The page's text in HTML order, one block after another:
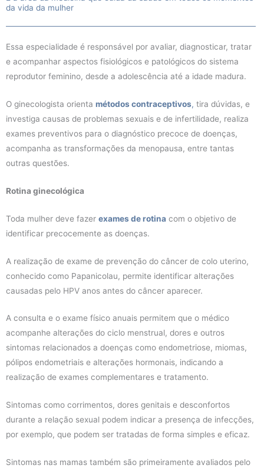
da vida da mulher
Essa especialidade é responsável por avaliar, diagnosticar, tratar
e acompanhar aspectos fisiológicos e patológicos do sistema
reprodutor feminino, desde a adolescência até a idade madura.
O ginecologista orienta métodos contraceptivos, tira dúvidas, e
investiga causas de problemas sexuais e de infertilidade, realiza
exames preventivos para o diagnóstico precoce de doenças,
acompanha as transformações da menopausa, entre tantas
outras questões.
Rotina ginecológica
Toda mulher deve fazer exames de rotina com o objetivo de
identificar precocemente as doenças.
A realização de exame de prevenção do câncer de colo uterino,
conhecido como Papanicolau, permite identificar alterações
causadas pelo HPV anos antes do câncer aparecer.
A consulta e o exame físico anuais permitem que o médico
acompanhe alterações do ciclo menstrual, dores e outros
sintomas relacionados a doenças como endometriose, miomas,
pólipos endometriais e alterações hormonais, indicando a
realização de exames complementares e tratamento.
Sintomas como corrimentos, dores genitais e desconfortos
durante a relação sexual podem indicar a presença de infecções,
por exemplo, que podem ser tratadas de forma simples e eficaz.
Sintomas nas mamas também são primeiramente avaliados pelo